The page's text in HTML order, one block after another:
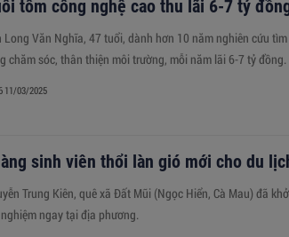
tôm công nghệ cao thu lãi 6-7 tỷ
Long Văn Nghĩa, 47 tuổi, dành hơn 10 năm nghiên cứu
chăm sóc, thân thiện môi trường, mỗi năm lãi 6-7 tỷ đồng.
11/03/2025
sinh viên thổi làn gió mới cho du
Trung Kiên, quê xã Đất Mũi (Ngọc Hiển, Cà Mau) đã
ngay tại địa phương.